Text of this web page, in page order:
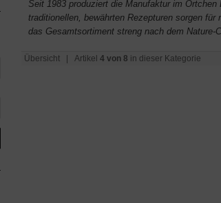
Seit 1983 produziert die Manufaktur im
traditionellen, bewährten Rezepturen sorgen
das Gesamtsortiment streng nach dem Nature-
Übersicht | Artikel 4 von 8 in dieser Kategorie